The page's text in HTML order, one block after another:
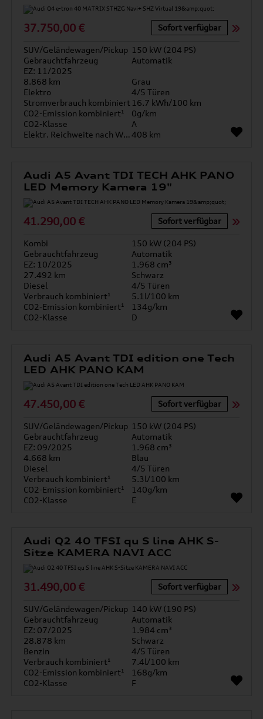
37.750,00 € Sofort verfügbar
SUV/Geländewagen/Pickup 150 kW (204 PS)
Gebrauchtfahrzeug
Automatik
EZ: 11/2025
8.868 km
Grau
Elektro
4/5 Türen
Stromverbrauch kombiniert 16.7 kWh/100 km
CO2-Emission kombiniert¹
0g/km
CO2-Klasse
A
Elektr. Reichweite nach WLTP*408 km
Audi A5 Avant TDI TECH AHK PANO
LED Memory Kamera 19"
41.290,00 € Sofort verfügbar
Kombi
150 kW (204 PS)
Gebrauchtfahrzeug
Automatik
EZ: 10/2025
1.968 cm³
27.492 km
Schwarz
Diesel
4/5 Türen
Verbrauch kombiniert¹
5.1l/100 km
CO2-Emission kombiniert¹
134g/km
CO2-Klasse
D
Audi A5 Avant TDI edition one Tech
LED AHK PANO KAM
47.450,00 € Sofort verfügbar
SUV/Geländewagen/Pickup 150 kW (204 PS)
Gebrauchtfahrzeug
Automatik
EZ: 09/2025
1.968 cm³
4.668 km
Blau
Diesel
4/5 Türen
Verbrauch kombiniert¹
5.3l/100 km
CO2-Emission kombiniert¹
140g/km
CO2-Klasse
E
Audi Q2 40 TFSI qu S line AHK S-
Sitze KAMERA NAVI ACC
31.490,00 € Sofort verfügbar
SUV/Geländewagen/Pickup 140 kW (190 PS)
Gebrauchtfahrzeug
Automatik
EZ: 07/2025
1.984 cm³
28.878 km
Schwarz
Benzin
4/5 Türen
Verbrauch kombiniert¹
7.4l/100 km
CO2-Emission kombiniert¹
168g/km
CO2-Klasse
F